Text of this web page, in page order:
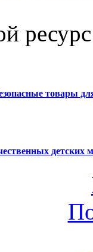
товары
детских